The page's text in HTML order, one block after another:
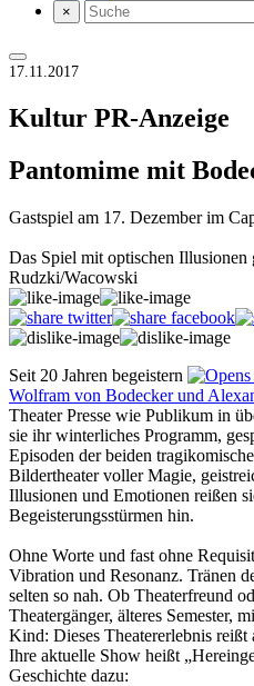
×
17.11.2017
Kultur PR-Anzeige
Pantomime mit
Gastspiel am 17. Dezember im
Das Spiel mit optischen Illusionen
Rudzki/Wacowski
Seit 20 Jahren begeistern
Wolfram von Bodecker und
Theater Presse wie Publikum in
sie ihr winterliches Programm,
Episoden der beiden
Bildertheater voller Magie,
Illusionen und Emotionen reißen
Begeisterungsstürmen hin.
Ohne Worte und fast ohne
Vibration und Resonanz. Tränen
selten so nah. Ob Theaterfreund
Theatergänger, älteres Semester,
Kind: Dieses Theatererlebnis reißt
Ihre aktuelle Show heißt
Geschichte dazu: